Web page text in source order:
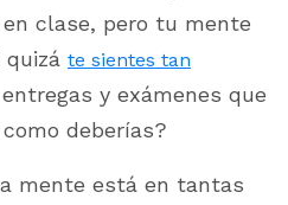
clase, pero tu mente
te sientes tan
y exámenes que
deberías?
mente está en tantas